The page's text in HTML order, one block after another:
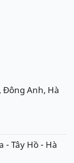
Đông Anh, Hà
- Tây Hồ - Hà